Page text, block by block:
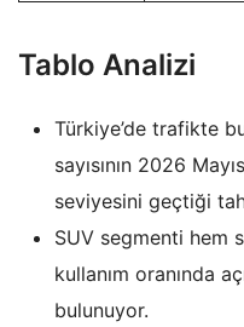
Tablo Analizi
Türkiye’de trafikte
sayısının 2026
seviyesini geçtiği
SUV segmenti hem
kullanım oranında
bulunuyor.